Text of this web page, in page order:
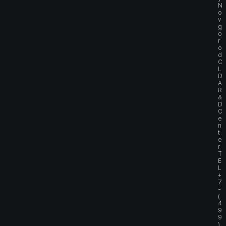
N
o
v
g
o
r
o
d
C
L
D
A
R
&
D
C
e
n
t
e
r
T
E
L
+
7
-
(
4
9
9
)